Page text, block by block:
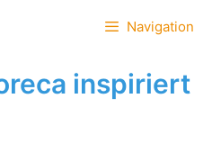
Navigation
inspiriert